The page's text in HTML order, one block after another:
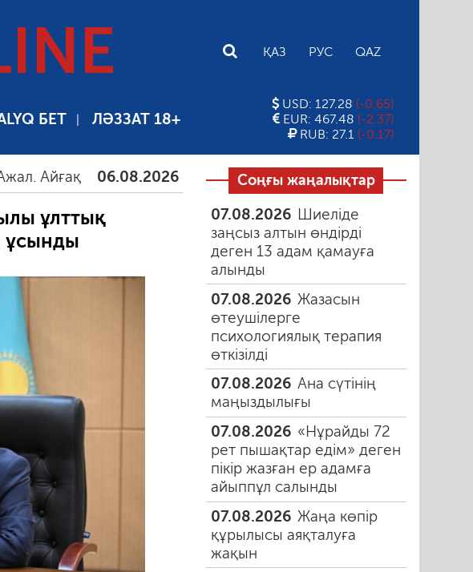
ҚАЗ РУС QAZ
БЕТ ЛӘЗЗАТ 18+
USD: 127.28 (-0.65)
EUR: 467.48 (-2.37)
RUB: 27.1 (-0.17)
06.08.2026 Тамыздағы таңғы түтін 06.08.2026 Құмарлық
ұлттық
ұсынды
Соңғы жаңалықтар
07.08.2026 Шиеліде
заңсыз алтын өндірді
деген 13 адам қамауға
алынды
07.08.2026 Жазасын
өтеушілерге
психологиялық терапия
өткізілді
07.08.2026 Ана сүтінің
маңыздылығы
07.08.2026 «Нұрайды 72
рет пышақтар едім» деген
пікір жазған ер адамға
айыппұл салынды
07.08.2026 Жаңа көпір
құрылысы аяқталуға
жақын